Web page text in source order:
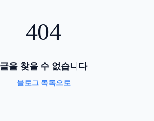
404
글을 찾을 수 없습니다
블로그 목록으로